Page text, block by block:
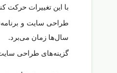
با این تغییرات حرکت
سال‌ها زمان می‌برد.
گزینه‌های طراحی